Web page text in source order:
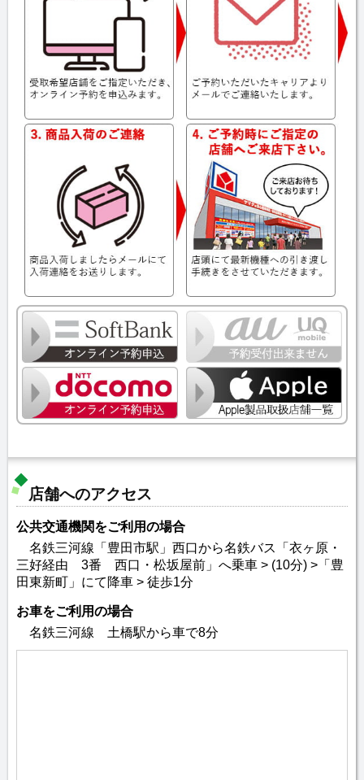
店舗へのアクセス
公共交通機関をご利用の場合
名鉄三河線「豊田市駅」西口から名鉄バス「衣ヶ原・
三好経由 3番 西口・松坂屋前」へ乗車 > (10分) >「豊
田東新町」にて降車 > 徒歩1分
お車をご利用の場合
名鉄三河線 土橋駅から車で8分